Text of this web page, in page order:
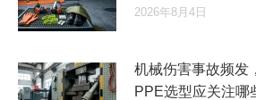
2026年8月4日
机械伤害事故频发
PPE选型应关注哪